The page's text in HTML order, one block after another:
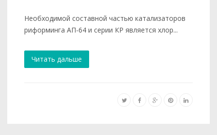
Необходимой составной частью катализаторов
риформинга АП-64 и серии КР является хлор...
Читать дальше